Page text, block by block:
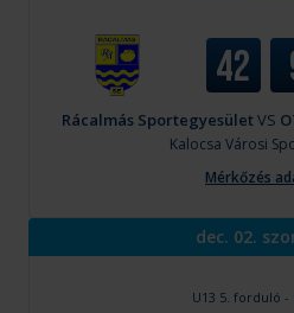
42
Rácalmás SportegyesületVS
Kalocsa Városi
Mérkőzés
dec. 02.
U13 5. forduló -